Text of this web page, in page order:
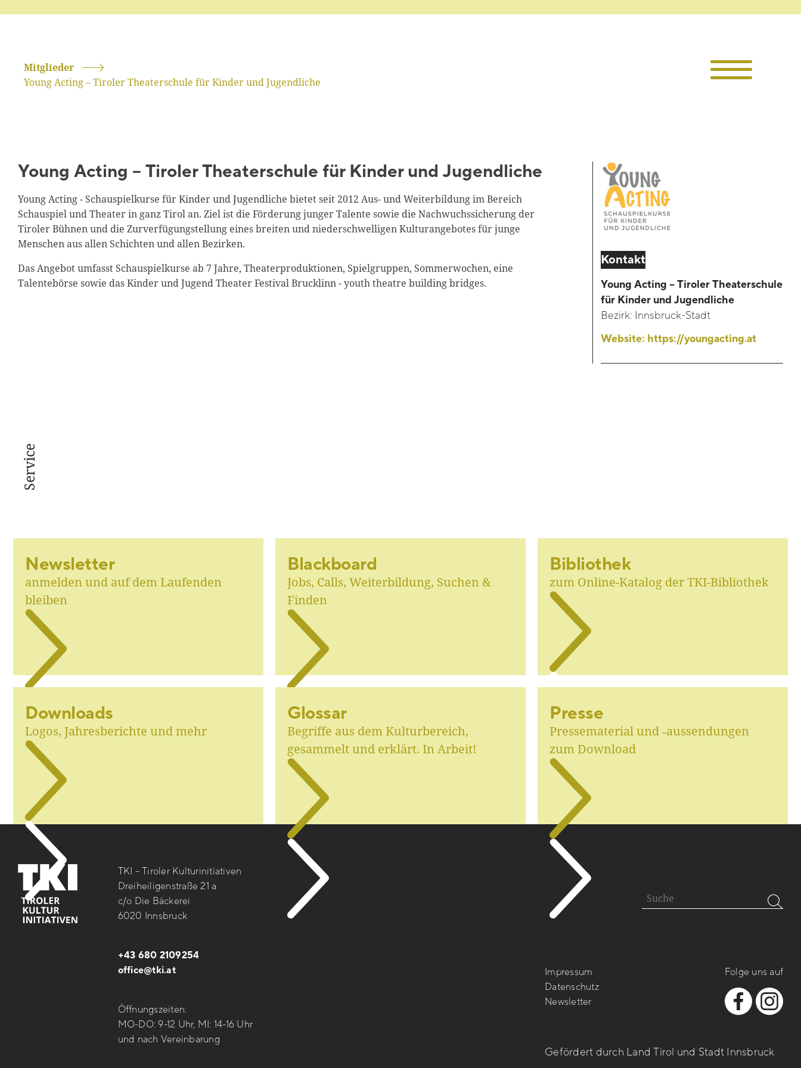
Mitglieder
Young Acting – Tiroler Theaterschule für Kinder und Jugendliche
Young Acting – Tiroler Theaterschule für Kinder und Jugendliche
Young Acting - Schauspielkurse für Kinder und Jugendliche bietet seit 2012 Aus- und Weiterbildung im Bereich
Schauspiel und Theater in ganz Tirol an. Ziel ist die Förderung junger Talente sowie die Nachwuchssicherung der
Tiroler Bühnen und die Zurverfügungstellung eines breiten und niederschwelligen Kulturangebotes für junge
Menschen aus allen Schichten und allen Bezirken.
Das Angebot umfasst Schauspielkurse ab 7 Jahre, Theaterproduktionen, Spielgruppen, Sommerwochen, eine
Talentebörse sowie das Kinder und Jugend Theater Festival Brucklinn - youth theatre building bridges.
Kontakt
Young Acting – Tiroler Theaterschule
für Kinder und Jugendliche
Bezirk: Innsbruck-Stadt
Website: https://youngacting.at
Service
Newsletter
anmelden und auf dem Laufenden
bleiben
Blackboard
Jobs, Calls, Weiterbildung, Suchen &
Finden
Bibliothek
zum Online-Katalog der TKI-Bibliothek
Downloads
Logos, Jahresberichte und mehr
Glossar
Begriffe aus dem Kulturbereich,
gesammelt und erklärt. In Arbeit!
Presse
Pressematerial und ‑aussendungen
zum Download
TKI – Tiroler Kulturinitiativen
Dreiheiligenstraße 21 a
c/o Die Bäckerei
6020 Innsbruck
+43 680 2109254
office@tki.at
Öffnungszeiten:
MO-DO: 9-12 Uhr, MI: 14-16 Uhr
und nach Vereinbarung
Impressum
Datenschutz
Newsletter
Folge uns auf
Gefördert durch Land Tirol und Stadt Innsbruck
Die TKI
Kontakt